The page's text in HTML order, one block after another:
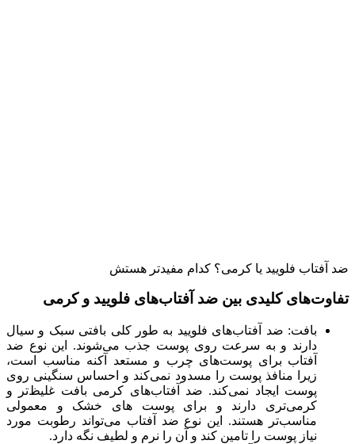
ضد آفتاب فلویید یا کرمی؟ کدام مفیدتر هستش
تفاوت‌های کلیدی بین ضد آفتاب‌های فلویید و کرمی
بافت: ضد آفتاب‌های فلویید به طور کلی بافتی سبک و سیال
دارند و به سرعت روی پوست جذب می‌شوند. این نوع ضد
آفتاب برای پوست‌های چرب و مستعد آکنه مناسب است،
زیرا منافذ پوست را مسدود نمی‌کند و احساس سنگینی روی
پوست ایجاد نمی‌کند. ضد آفتاب‌های کرمی بافت غلیظ‌تر و
کرمی‌تری دارند و برای پوست ‌های خشک و معمولی
مناسب‌تر هستند. این نوع ضد آفتاب می‌تواند رطوبت مورد
نیاز پوست را تامین کند و آن را نرم و لطیف نگه دارد.